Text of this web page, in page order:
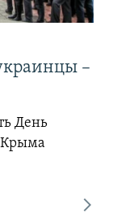
–
День
Крыма